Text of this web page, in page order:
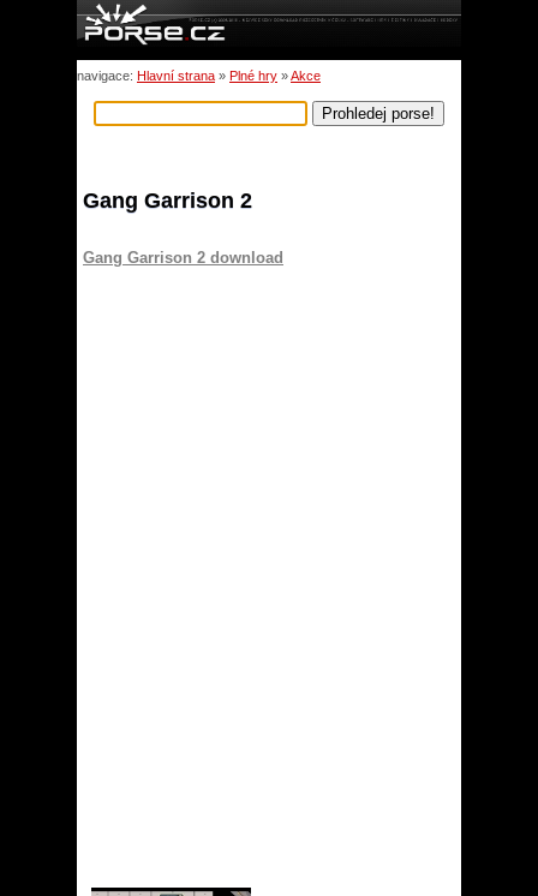
navigace: Hlavní strana » Plné hry »Akce
Gang Garrison 2
Gang Garrison 2 download